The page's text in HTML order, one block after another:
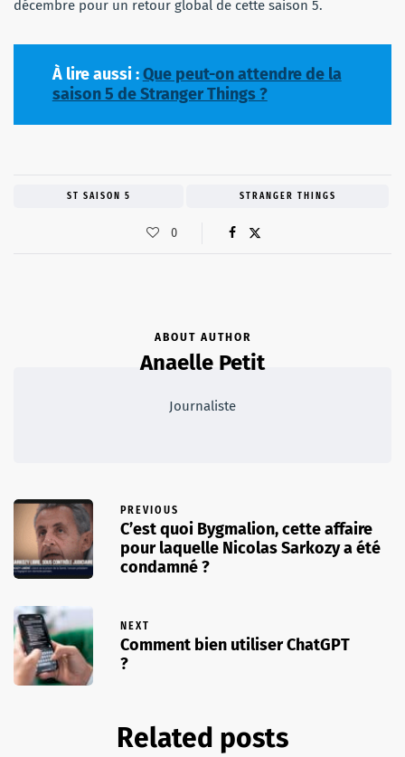
décembre pour un retour global de cette saison 5.
À lire aussi :Que peut-on attendre de la
saison 5 de Stranger Things ?
ST SAISON 5 STRANGER THINGS
0
ABOUT AUTHOR
Anaelle Petit
Journaliste
PREVIOUS
C’est quoi Bygmalion, cette affaire
pour laquelle Nicolas Sarkozy a été
condamné ?
NEXT
Comment bien utiliser ChatGPT
?
Related posts